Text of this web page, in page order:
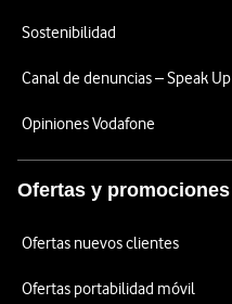
Sostenibilidad
Canal de denuncias – Speak Up
Opiniones Vodafone
Ofertas y promociones
Ofertas nuevos clientes
Ofertas portabilidad móvil